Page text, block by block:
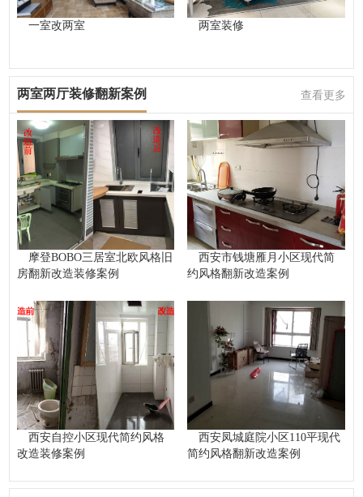
一室改两室 两室装修
两室两厅装修翻新案例 查看更多
摩登BOBO三居室北欧风格旧
房翻新改造装修案例
西安市钱塘雁月小区现代简
约风格翻新改造案例
西安自控小区现代简约风格
改造装修案例
西安凤城庭院小区110平现代
简约风格翻新改造案例